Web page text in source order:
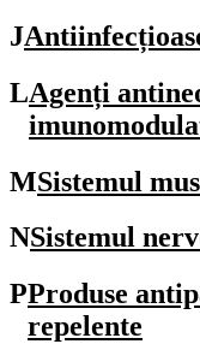
J
LAgenți
MSistemul
NSistemul
PProduse
repelente